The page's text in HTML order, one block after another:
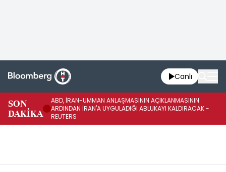
Canlı
SON
DAKİKA
ABD, İRAN-UMMAN ANLAŞMASININ AÇIKLANMASININ
ARDINDAN İRAN'A UYGULADIĞI ABLUKAYI KALDIRACAK -
REUTERS